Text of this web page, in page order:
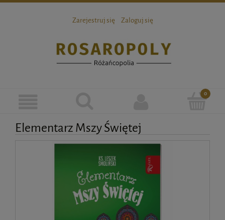
Zarejestruj się Zaloguj się
Elementarz Mszy Świętej